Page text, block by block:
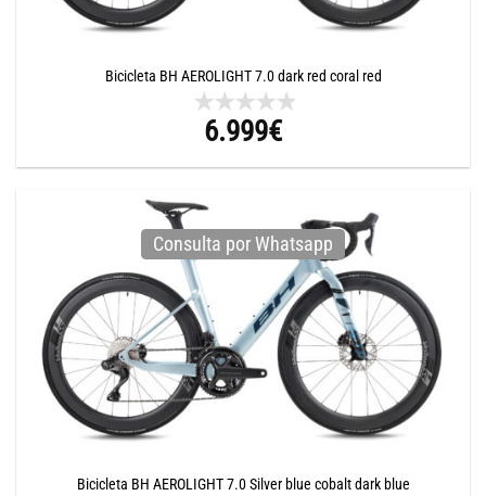
Bicicleta BH AEROLIGHT 7.0 dark red coral red
6.999€
Consulta por Whatsapp
Bicicleta BH AEROLIGHT 7.0 Silver blue cobalt dark blue